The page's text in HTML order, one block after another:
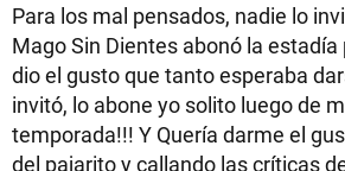
Para los mal pensados, nadie lo
Mago Sin Dientes abonó la estadía
dio el gusto que tanto esperaba
invitó, lo abone yo solito luego de
temporada!!! Y Quería darme el
del pajarito y callando las críticas